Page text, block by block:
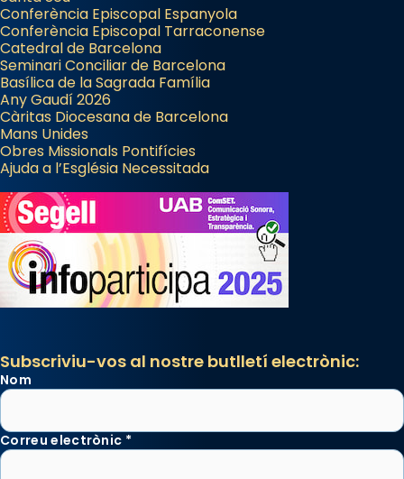
Conferència Episcopal Espanyola
Conferència Episcopal Tarraconense
Catedral de Barcelona
Seminari Conciliar de Barcelona
Basílica de la Sagrada Família
Any Gaudí 2026
Càritas Diocesana de Barcelona
Mans Unides
Obres Missionals Pontifícies
Ajuda a l’Església Necessitada
Subscriviu-vos al nostre butlletí electrònic:
Nom
Correu electrònic *